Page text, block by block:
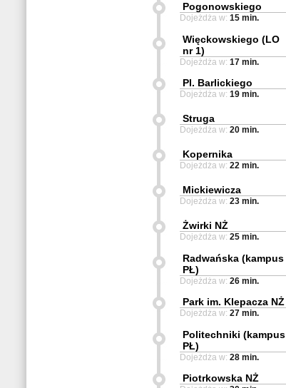
Pogonowskiego
Dojeżdża w: 15 min.
Więckowskiego (LO
nr 1)
Dojeżdża w: 17 min.
Pl. Barlickiego
Dojeżdża w: 19 min.
Struga
Dojeżdża w: 20 min.
Kopernika
Dojeżdża w: 22 min.
Mickiewicza
Dojeżdża w: 23 min.
Żwirki NŻ
Dojeżdża w: 25 min.
Radwańska (kampus
PŁ)
Dojeżdża w: 26 min.
Park im. Klepacza NŻ
Dojeżdża w: 27 min.
Politechniki (kampus
PŁ)
Dojeżdża w: 28 min.
Piotrkowska NŻ